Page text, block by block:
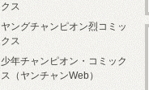
クス
ヤングチャンピオン烈コミッ
クス
少年チャンピオン・コミック
ス（ヤンチャンWeb）